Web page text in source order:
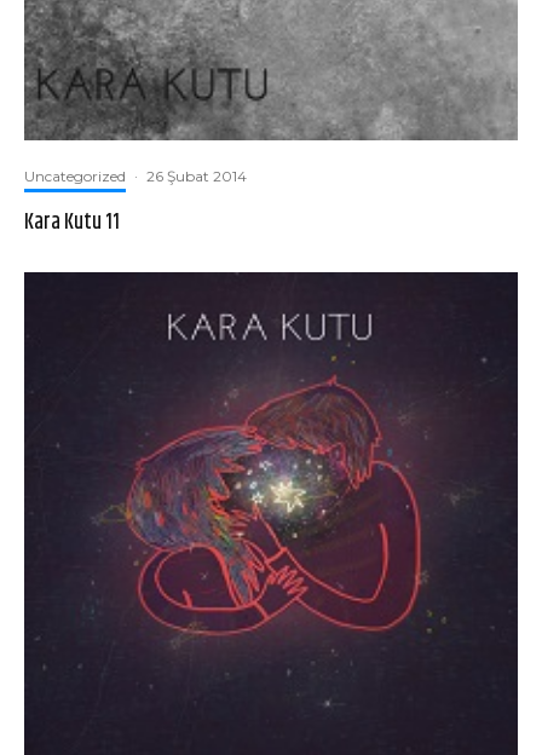
Uncategorized · 26 Şubat 2014
Kara Kutu 11